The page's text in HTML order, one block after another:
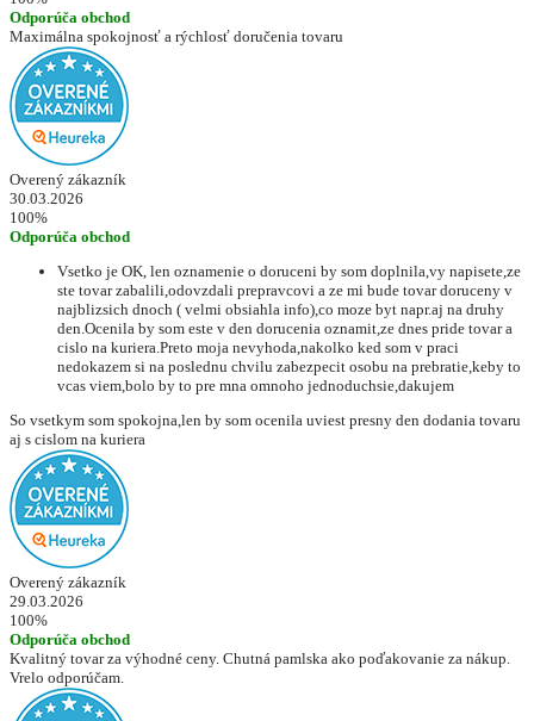
Odporúča obchod
Maximálna spokojnosť a rýchlosť doručenia tovaru
Overený zákazník
30.03.2026
100%
Odporúča obchod
Vsetko je OK, len oznamenie o doruceni by som doplnila,vy napisete,ze
ste tovar zabalili,odovzdali prepravcovi a ze mi bude tovar doruceny v
najblizsich dnoch ( velmi obsiahla info),co moze byt napr.aj na druhy
den.Ocenila by som este v den dorucenia oznamit,ze dnes pride tovar a
cislo na kuriera.Preto moja nevyhoda,nakolko ked som v praci
nedokazem si na poslednu chvilu zabezpecit osobu na prebratie,keby to
vcas viem,bolo by to pre mna omnoho jednoduchsie,dakujem
So vsetkym som spokojna,len by som ocenila uviest presny den dodania tovaru
aj s cislom na kuriera
Overený zákazník
29.03.2026
100%
Odporúča obchod
Kvalitný tovar za výhodné ceny. Chutná pamlska ako poďakovanie za nákup.
Vrelo odporúčam.